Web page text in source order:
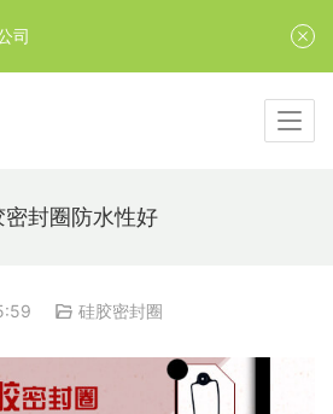
封圈防水性好
硅胶密封圈
司